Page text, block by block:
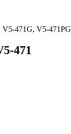
471G, V5-471PG
471